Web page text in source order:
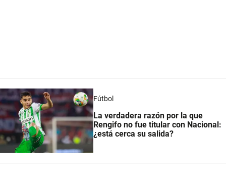
Fútbol
La verdadera razón por la que
Rengifo no fue titular con Nacional:
¿está cerca su salida?